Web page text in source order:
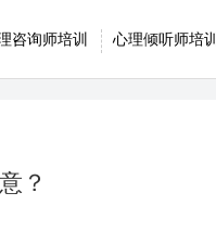
咨询师培训 心理倾听师培训
？